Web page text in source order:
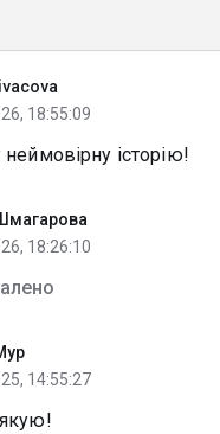
18:55:09
історію!
18:26:10
14:55:27